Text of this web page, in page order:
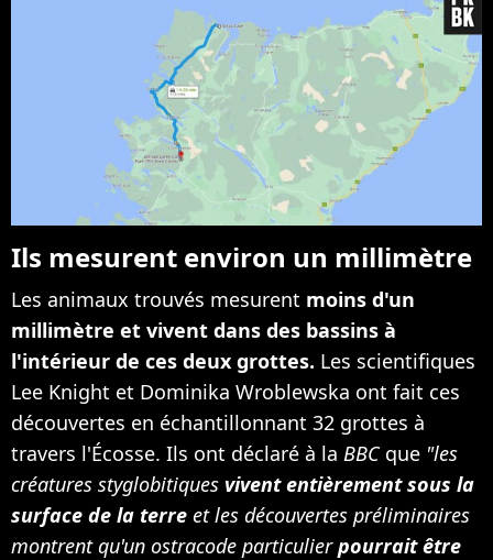
Ils mesurent environ un millimètre
Les animaux trouvés mesurent moins d'un
millimètre et vivent dans des bassins à
l'intérieur de ces deux grottes. Les scientifiques
Lee Knight et Dominika Wroblewska ont fait ces
découvertes en échantillonnant 32 grottes à
travers l'Écosse. Ils ont déclaré à la BBCque "les
créatures styglobitiques vivent entièrement sous la
surface de la terre et les découvertes préliminaires
montrent qu'un ostracode particulierpourrait être